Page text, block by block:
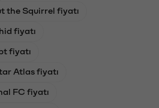
the Squirrel fiyatı
fiyatı
fiyatı
Atlas fiyatı
FC fiyatı